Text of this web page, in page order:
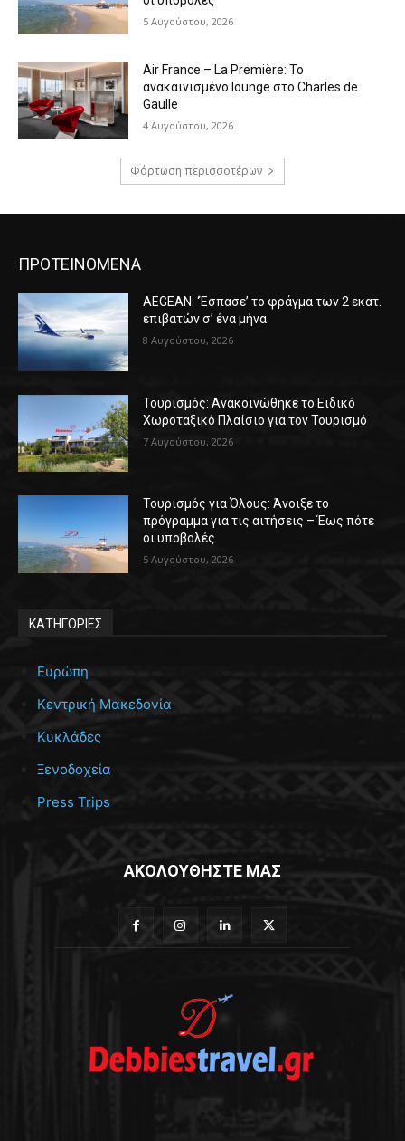
5 Αυγούστου, 2026
Air France – La Première: Το
ανακαινισμένο lounge στο Charles de
Gaulle
4 Αυγούστου, 2026
Φόρτωση περισσοτέρων
ΠΡΟΤΕΙΝΟΜΕΝΑ
AEGEAN: ‘Έσπασε’ το φράγμα των 2 εκατ.
επιβατών σ’ ένα μήνα
8 Αυγούστου, 2026
Τουρισμός: Ανακοινώθηκε το Ειδικό
Χωροταξικό Πλαίσιο για τον Τουρισμό
7 Αυγούστου, 2026
Τουρισμός για Όλους: Άνοιξε το
πρόγραμμα για τις αιτήσεις – Έως πότε
οι υποβολές
5 Αυγούστου, 2026
ΚΑΤΗΓΟΡΙΕΣ
Ευρώπη
Κεντρική Μακεδονία
Κυκλάδες
Ξενοδοχεία
Press Trips
ΑΚΟΛΟΥΘΗΣΤΕ ΜΑΣ